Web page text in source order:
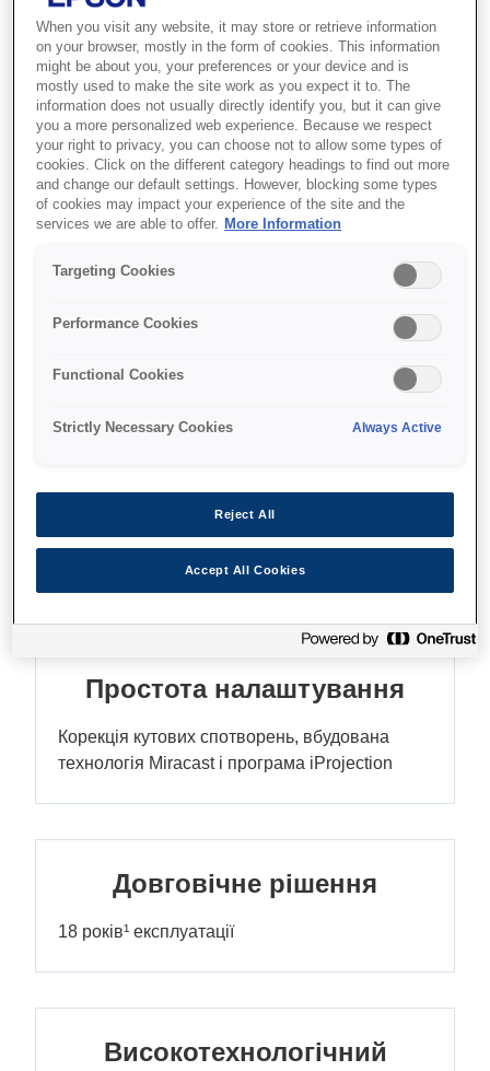
Проектор Full HD 1080p
Яскравість 3400 люменів
Коефіцієнт контрастності 16 000:1
Find support
великому екрані
Дивіться улюблені фільми та грайте в ігри
вдома на величезному екрані
Простота налаштування
Корекція кутових спотворень, вбудована
технологія Miracast і програма iProjection
Довговічне рішення
18 років¹ експлуатації
Високотехнологічний
When you visit any website, it may store or retrieve information
on your browser, mostly in the form of cookies. This information
might be about you, your preferences or your device and is
mostly used to make the site work as you expect it to. The
information does not usually directly identify you, but it can give
you a more personalized web experience. Because we respect
your right to privacy, you can choose not to allow some types of
cookies. Click on the different category headings to find out more
and change our default settings. However, blocking some types
of cookies may impact your experience of the site and the
services we are able to offer. More Information
Targeting Cookies
Performance Cookies
Functional Cookies
Strictly Necessary Cookies Always Active
Reject All
Accept All Cookies